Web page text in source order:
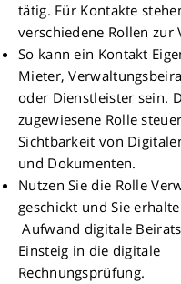
tätig. Für Kontakte
verschiedene Rollen zur
So kann ein Kontakt
Mieter,
oder Dienstleister sein.
zugewiesene Rolle
Sichtbarkeit von
und Dokumenten.
Nutzen Sie die Rolle
geschickt und Sie
Aufwand digitale
Einsteig in die digitale
Rechnungsprüfung.